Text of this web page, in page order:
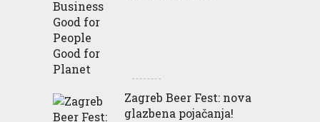
Zagreb Beer Fest: nova
glazbena pojačanja!